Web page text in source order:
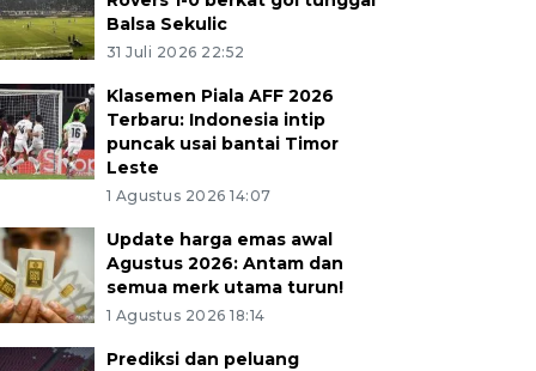
Balsa Sekulic
31 Juli 2026 22:52
Klasemen Piala AFF 2026
Terbaru: Indonesia intip
puncak usai bantai Timor
Leste
1 Agustus 2026 14:07
Update harga emas awal
Agustus 2026: Antam dan
semua merk utama turun!
1 Agustus 2026 18:14
Prediksi dan peluang